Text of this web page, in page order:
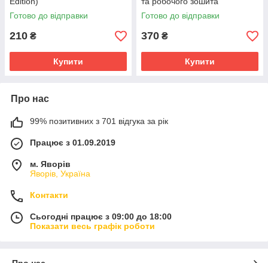
Готово до відправки
210 ₴
Купити
Готово до відправки
370 ₴
Купити
Про нас
99% позитивних з 701 відгука за рік
Працює з 01.09.2019
м. Яворів
Яворів, Україна
Контакти
Сьогодні працює з 09:00 до 18:00
Показати весь графік роботи